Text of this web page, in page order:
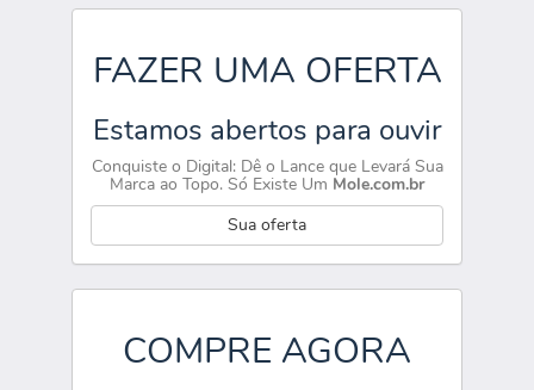
FAZER UMA OFERTA
Estamos abertos para ouvir
Conquiste o Digital: Dê o Lance que Levará Sua
Marca ao Topo. Só Existe Um Mole.com.br
Sua oferta
COMPRE AGORA